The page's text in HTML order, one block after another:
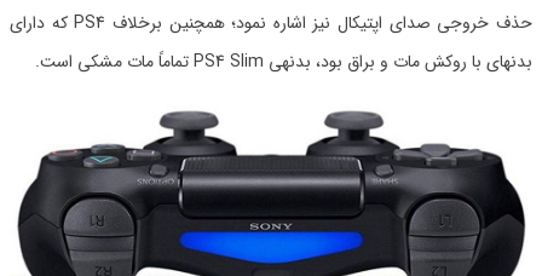
حذف خروجی صدای اپتیکال نیز اشاره نمود؛ همچنین برخلاف PS4 که دارای
بدنهای با روکش مات و براق بود، بدنهی PS4 Slim تماماً مات مشکی است.